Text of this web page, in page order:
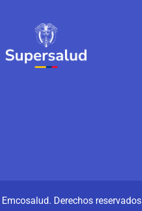
Emcosalud. Derechos reservados